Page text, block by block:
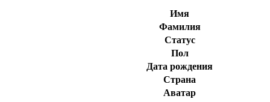
Имя
Фамилия
Статус
Пол
Дата рождения
Страна
Аватар